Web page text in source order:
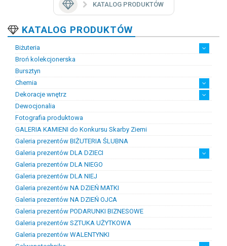
KATALOG PRODUKTÓW
KATALOG PRODUKTÓW
Biżuteria
Artystyczna biżuteria srebrna
Biżuteria damska
Biżuteria dawna
Biżuteria dziecięca
Biżuteria inteligentna
Biżuteria miejska
Biżuteria męska
Biżuteria na zamówienie
Biżuteria rodowa
Biżuteria sakralna
Biżuteria srebrna
Biżuteria stalowa
Biżuteria stomatologiczna
Biżuteria sztuczna
Biżuteria unikatowa
Biżuteria z bursztynem
Biżuteria z diamentami
Biżuteria złota
Biżuteria ślubna
Obrączki ślubne
Broń kolekcjonerska
Bursztyn
Chemia
Chemia złotnicza
Ciecze probiercze
Kleje
Pasty i proszki do lutowania
Dekoracje wnętrz
Figurki
Lampy i plafony
Świeczniki
Dewocjonalia
Fotografia produktowa
GALERIA KAMIENI do Konkursu Skarby Ziemi
Galeria prezentów BIŻUTERIA ŚLUBNA
Galeria prezentów DLA DZIECI
Prezenty na chrzest i narodziny dzieci
Prezenty na komunię
Galeria prezentów DLA NIEGO
Galeria prezentów DLA NIEJ
Galeria prezentów NA DZIEŃ MATKI
Galeria prezentów NA DZIEŃ OJCA
Galeria prezentów PODARUNKI BIZNESOWE
Galeria prezentów SZTUKA UŻYTKOWA
Galeria prezentów WALENTYNKI